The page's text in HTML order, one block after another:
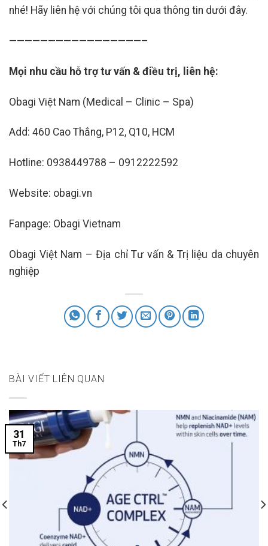
nhé! Hãy liên hệ với chúng tôi qua thông tin dưới đây.
—————————————————–
Mọi nhu cầu hỗ trợ tư vấn & điều trị, liên hệ:
Obagi Việt Nam (Medical – Clinic – Spa)
Add: 460 Cao Thắng, P12, Q10, HCM
Hotline: 0938449788 – 0912222592
Website: obagi.vn
Fanpage: Obagi Vietnam
Obagi Việt Nam – Địa chỉ Tư vấn & Trị liệu da chuyên
nghiệp
BÀI VIẾT LIÊN QUAN
31
Th7